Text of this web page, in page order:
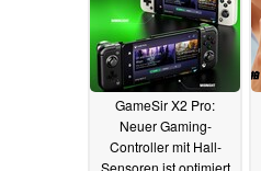
GameSir X2 Pro:
Neuer Gaming-
Controller mit Hall-